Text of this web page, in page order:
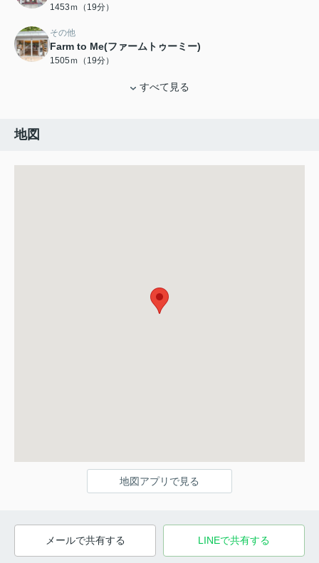
1453ｍ（19分）
その他
Farm to Me(ファームトゥーミー)
1505ｍ（19分）
すべて見る
地図
地図アプリで見る
メールで共有する LINEで共有する